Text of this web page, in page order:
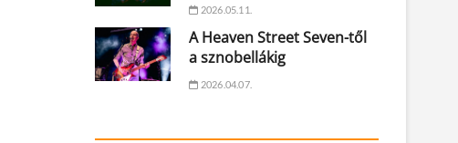
2026.05.11.
A Heaven Street Seven-től
a sznobellákig
2026.04.07.